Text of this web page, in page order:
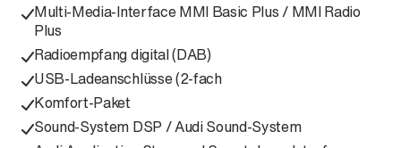
Multi-Media-Interface MMI Basic Plus / MMI Radio
Plus
Radioempfang digital (DAB)
USB-Ladeanschlüsse (2-fach
Komfort-Paket
Sound-System DSP / Audi Sound-System